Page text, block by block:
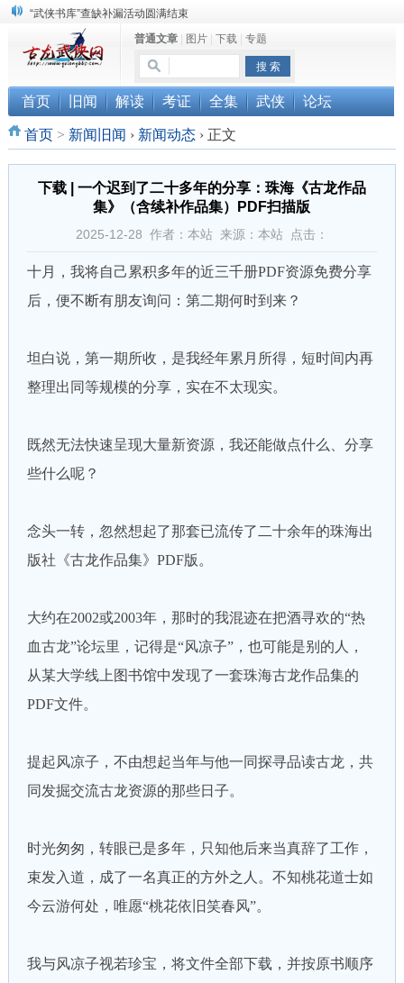
“武侠书库”查缺补漏活动圆满结束
珠海《古龙作品集》PDF扫描版分享
三千藏书奉江湖 ， 诚邀侠友共赏鉴
普通文章| 图片| 下载| 专题
首页 旧闻 解读 考证 全集 武侠 论坛
首页> 新闻旧闻 › 新闻动态 ›正文
下载 | 一个迟到了二十多年的分享：珠海《古龙作品
集》（含续补作品集）PDF扫描版
2025-12-28 作者：本站 来源：本站 点击：
十月，我将自己累积多年的近三千册PDF资源免费分享
后，便不断有朋友询问：第二期何时到来？
坦白说，第一期所收，是我经年累月所得，短时间内再
整理出同等规模的分享，实在不太现实。
既然无法快速呈现大量新资源，我还能做点什么、分享
些什么呢？
念头一转，忽然想起了那套已流传了二十余年的珠海出
版社《古龙作品集》PDF版。
大约在2002或2003年，那时的我混迹在把酒寻欢的“热
血古龙”论坛里，记得是“风凉子”，也可能是别的人，
从某大学线上图书馆中发现了一套珠海古龙作品集的
PDF文件。
提起风凉子，不由想起当年与他一同探寻品读古龙，共
同发掘交流古龙资源的那些日子。
时光匆匆，转眼已是多年，只知他后来当真辞了工作，
束发入道，成了一名真正的方外之人。不知桃花道士如
今云游何处，唯愿“桃花依旧笑春风”。
我与风凉子视若珍宝，将文件全部下载，并按原书顺序